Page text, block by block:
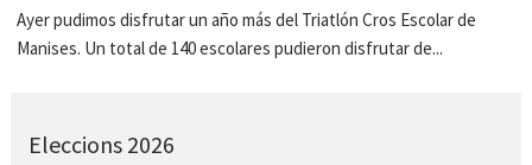
Ayer pudimos disfrutar un año más del Triatlón Cros Escolar de
Manises. Un total de 140 escolares pudieron disfrutar de...
Eleccions 2026